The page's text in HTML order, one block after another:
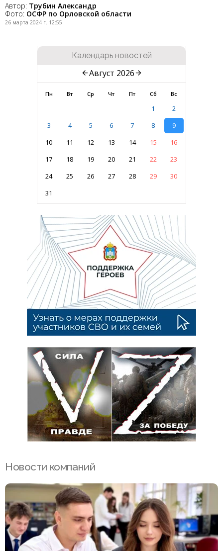
Автор: Трубин Александр
Фото: ОСФР по Орловской области
26 марта 2024 г. 12:55
Календарь новостей
Август 2026
Пн Вт Ср Чт Пт Сб Вс
1
2
3
4 5 6 7 8
9
10
11 12 13 14 15
16
17
18 19 20 21 22
23
24
25 26 27 28 29
30
31
Новости компаний